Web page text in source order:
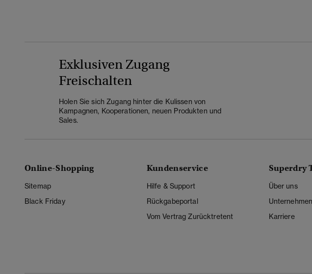
Exklusiven Zugang
Freischalten
Holen Sie sich Zugang hinter die Kulissen von
Kampagnen, Kooperationen, neuen Produkten und
Sales.
Online-Shopping
Sitemap
Black Friday
Kundenservice
Hilfe & Support
Rückgabeportal
Vom Vertrag Zurücktretent
Superdry
Über uns
Unternehmen
Karriere